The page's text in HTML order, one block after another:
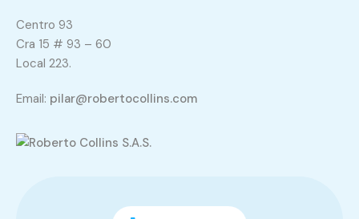
Centro 93
Cra 15 # 93 – 60
Local 223.
Email: pilar@robertocollins.com